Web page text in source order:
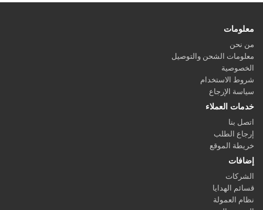
معلومات
من نحن
معلومات الشحن والتوصيل
الخصوصية
شروط الاستخدام
سياسة الإرجاع
خدمات العملاء
اتصل بنا
إرجاع الطلب
خريطة الموقع
إضافات
الشركات
قسائم الهدايا
نظام العمولة